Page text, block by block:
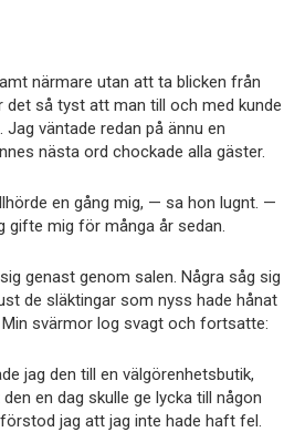
närmare utan att ta blicken från
det så tyst att man till och med kunde
väntade redan på ännu en
nästa ord chockade alla gäster.
en gång mig, — sa hon lugnt. —
gifte mig för många år sedan.
genast genom salen. Några såg sig
de släktingar som nyss hade hånat
svärmor log svagt och fortsatte:
jag den till en välgörenhetsbutik,
en dag skulle ge lycka till någon
jag att jag inte hade haft fel.